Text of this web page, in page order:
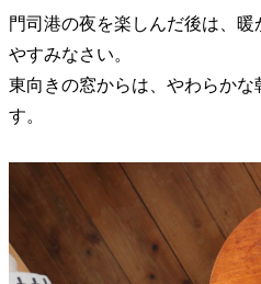
門司港の夜を楽しんだ後は、
やすみなさい。
東向きの窓からは、やわらかな
す。